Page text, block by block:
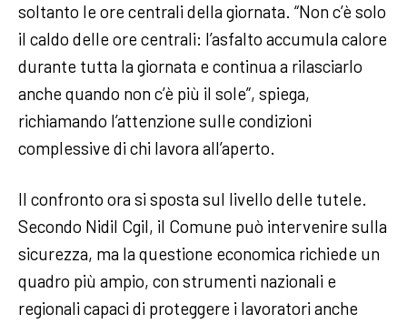
soltanto le ore centrali della giornata. “Non c’è solo
il caldo delle ore centrali: l’asfalto accumula calore
durante tutta la giornata e continua a rilasciarlo
anche quando non c’è più il sole”, spiega,
richiamando l’attenzione sulle condizioni
complessive di chi lavora all’aperto.
Il confronto ora si sposta sul livello delle tutele.
Secondo Nidil Cgil, il Comune può intervenire sulla
sicurezza, ma la questione economica richiede un
quadro più ampio, con strumenti nazionali e
regionali capaci di proteggere i lavoratori anche